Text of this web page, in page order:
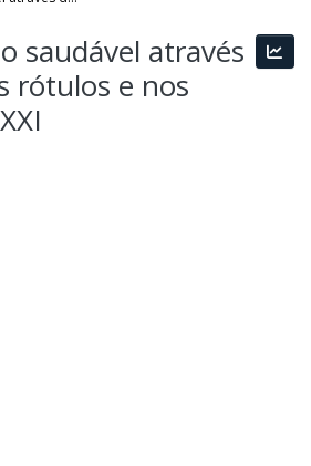
saudável através
rótulos e nos